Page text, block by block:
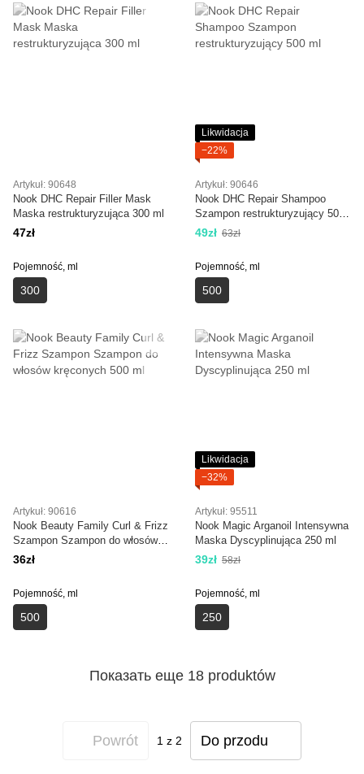
Artykuł: 90648
Nook DHC Repair Filler Mask
Maska restrukturyzująca 300 ml
47zł
Pojemność, ml
300
Likwidacja
−22%
Artykuł: 90646
Nook DHC Repair Shampoo
Szampon restrukturyzujący 500
ml
49zł 63zł
Pojemność, ml
500
Artykuł: 90616
Nook Beauty Family Curl & Frizz
Szampon Szampon do włosów
kręconych 500 ml
36zł
Pojemność, ml
500
Likwidacja
−32%
Artykuł: 95511
Nook Magic Arganoil Intensywna
Maska Dyscyplinująca 250 ml
39zł 58zł
Pojemność, ml
250
Показать еще 18 produktów
Powrót 1 z 2 Do przodu